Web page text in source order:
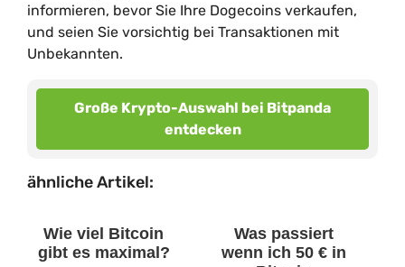
informieren, bevor Sie Ihre Dogecoins verkaufen,
und seien Sie vorsichtig bei Transaktionen mit
Unbekannten.
Große Krypto-Auswahl bei Bitpanda
entdecken
ähnliche Artikel:
Wie viel Bitcoin
gibt es maximal?
Was passiert
wenn ich 50 € in